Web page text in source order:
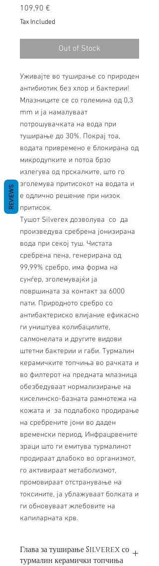
109,90 €
Tax Included
Out of Stock
Уживајте во туширање со природен
антибиотик без хлор и бактерии!
Млазниците се со големина од 0,3
mm и ја намалуваат
потрошувачката на вода при
туширање до 30%. Покрај тоа,
водата привремено е блокирана од
микродупките и потоа брзо
излегува од прскалките, што го
зголемува притисокот на водата и
е одлично решение при низок
притисок.
Тушот Silverex дозволува со да
произведува сребрена јонизирана
вода при секој туш. Чистата
сребрена пена, генерирана од
99,99% сребро, има форма на
сунѓер, зголемувајќи ја
површината за контакт за 6000
пати. Природното сребро со
антибактериско влијание ефикасно
ги уништува колибацилите,
салмонелата и другите видови
штетни бактерии и габи. Турмалин
керамичките топчиња во рачката и
во филтерот на предната млазница
обезбедуваат нормализирање на
киселинско-базната рамнотежа на
кожата и за подлабоко продирање
на сребрените јони во даден
временски период. Инфрацрвените
зраци што ги емитува турмалинот
продираат длабоко во организмот,
го активираат метаболизмот,
промовираат отстранување на
токсините, ја ублажуваат болката и
ги обновуваат жлебовите на
капиларната крв.
Глава за туширање Silverex со
турмалин керамички топчиња
REVIEWS